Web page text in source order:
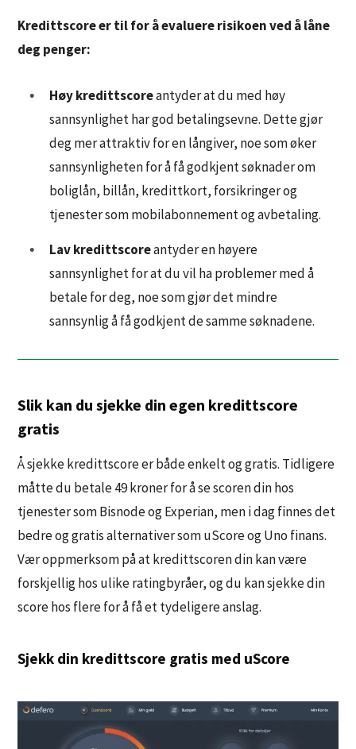
Kredittscore er til for å evaluere risikoen ved å låne
deg penger:
Høy kredittscoreantyder at du med høy
sannsynlighet har god betalingsevne. Dette gjør
deg mer attraktiv for en långiver, noe som øker
sannsynligheten for å få godkjent søknader om
boliglån, billån, kredittkort, forsikringer og
tjenester som mobilabonnement og avbetaling.
Lav kredittscoreantyder en høyere
sannsynlighet for at du vil ha problemer med å
betale for deg, noe som gjør det mindre
sannsynlig å få godkjent de samme søknadene.
Slik kan du sjekke din egen kredittscore
gratis
Å sjekke kredittscore er både enkelt og gratis. Tidligere
måtte du betale 49 kroner for å se scoren din hos
tjenester som Bisnode og Experian, men i dag finnes det
bedre og gratis alternativer som uScore og Uno finans.
Vær oppmerksom på at kredittscoren din kan være
forskjellig hos ulike ratingbyråer, og du kan sjekke din
score hos flere for å få et tydeligere anslag.
Sjekk din kredittscore gratis med uScore